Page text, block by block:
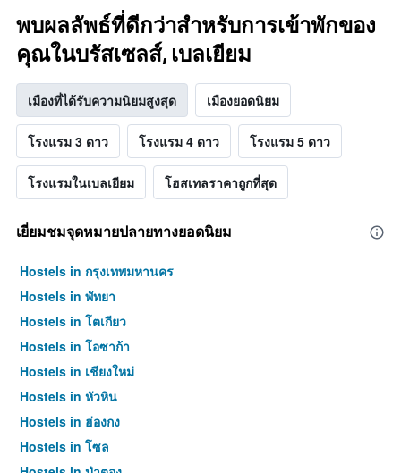
พบผลลัพธ์ที่ดีกว่าสำหรับการเข้าพักของ
คุณในบรัสเซลส์, เบลเยียม
เมืองที่ได้รับความนิยมสูงสุด เมืองยอดนิยม
โรงแรม 3 ดาว โรงแรม 4 ดาว โรงแรม 5 ดาว
โรงแรมในเบลเยียม โฮสเทลราคาถูกที่สุด
เยี่ยมชมจุดหมายปลายทางยอดนิยม
Hostels in กรุงเทพมหานคร
Hostels in พัทยา
Hostels in โตเกียว
Hostels in โอซาก้า
Hostels in เชียงใหม่
Hostels in หัวหิน
Hostels in ฮ่องกง
Hostels in โซล